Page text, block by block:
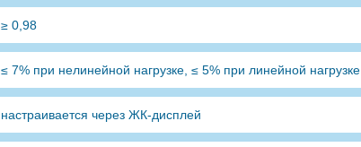
≥ 0,98
≤ 7% при нелинейной нагрузке, ≤ 5% при линейной нагрузке
настраивается через ЖК-дисплей